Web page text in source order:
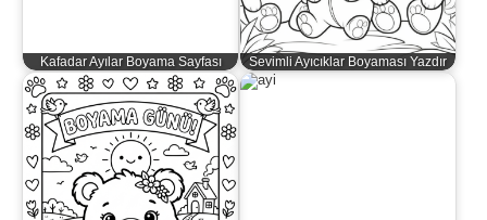
Kafadar Ayılar Boyama Sayfası Sevimli Ayıcıklar Boyaması Yazdır